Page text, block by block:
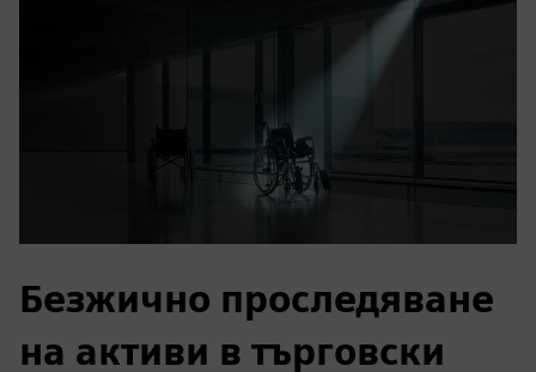
Безжично проследяване
на активи в търговски